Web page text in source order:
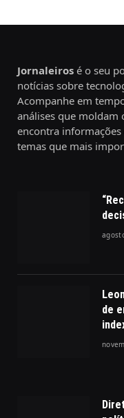
Jornaleiros é o seu
notícias sobre
Acompanhe em
análises que moldam
encontra
temas que mais
de